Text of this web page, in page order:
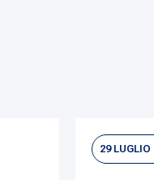
29 LUGLIO